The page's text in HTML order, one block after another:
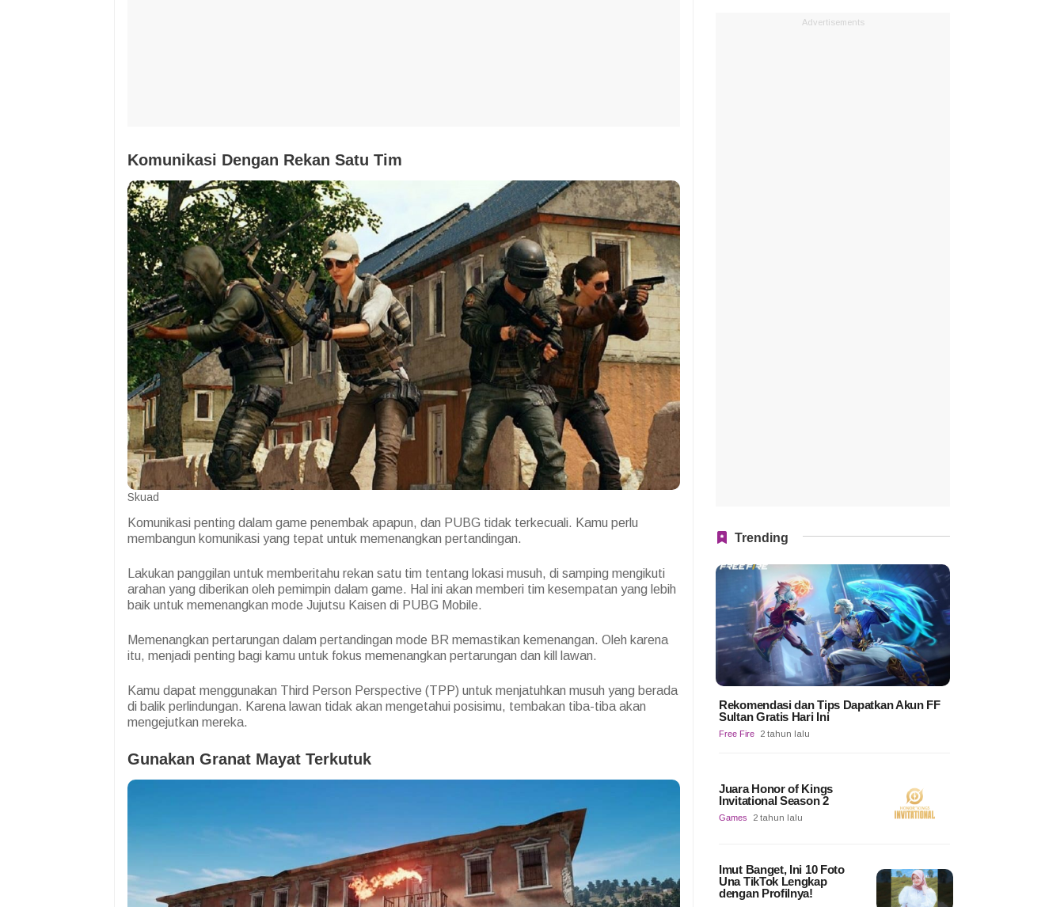
Komunikasi Dengan Rekan Satu Tim
Skuad
Komunikasi penting dalam game penembak apapun, dan PUBG tidak terkecuali. Kamu perlu
membangun komunikasi yang tepat untuk memenangkan pertandingan.
Lakukan panggilan untuk memberitahu rekan satu tim tentang lokasi musuh, di samping mengikuti
arahan yang diberikan oleh pemimpin dalam game. Hal ini akan memberi tim kesempatan yang lebih
baik untuk memenangkan mode Jujutsu Kaisen di PUBG Mobile.
Memenangkan pertarungan dalam pertandingan mode BR memastikan kemenangan. Oleh karena
itu, menjadi penting bagi kamu untuk fokus memenangkan pertarungan dan kill lawan.
Kamu dapat menggunakan Third Person Perspective (TPP) untuk menjatuhkan musuh yang berada
di balik perlindungan. Karena lawan tidak akan mengetahui posisimu, tembakan tiba-tiba akan
mengejutkan mereka.
Gunakan Granat Mayat Terkutuk
Advertisements
Trending
Rekomendasi dan Tips Dapatkan Akun FF
Sultan Gratis Hari Ini
Free Fire 2 tahun lalu
Juara Honor of Kings
Invitational Season 2
Games 2 tahun lalu
Imut Banget, Ini 10 Foto
Una TikTok Lengkap
dengan Profilnya!